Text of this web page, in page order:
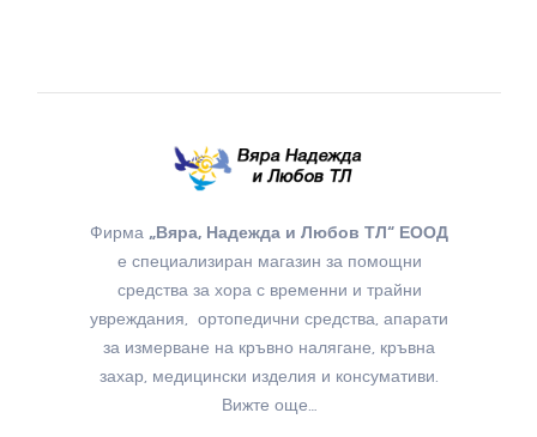
Фирма „Вяра, Надежда и Любов ТЛ“ ЕООД
е специализиран магазин за помощни
средства за хора с временни и трайни
увреждания, ортопедични средства, апарати
за измерване на кръвно налягане, кръвна
захар, медицински изделия и консумативи.
Вижте още…